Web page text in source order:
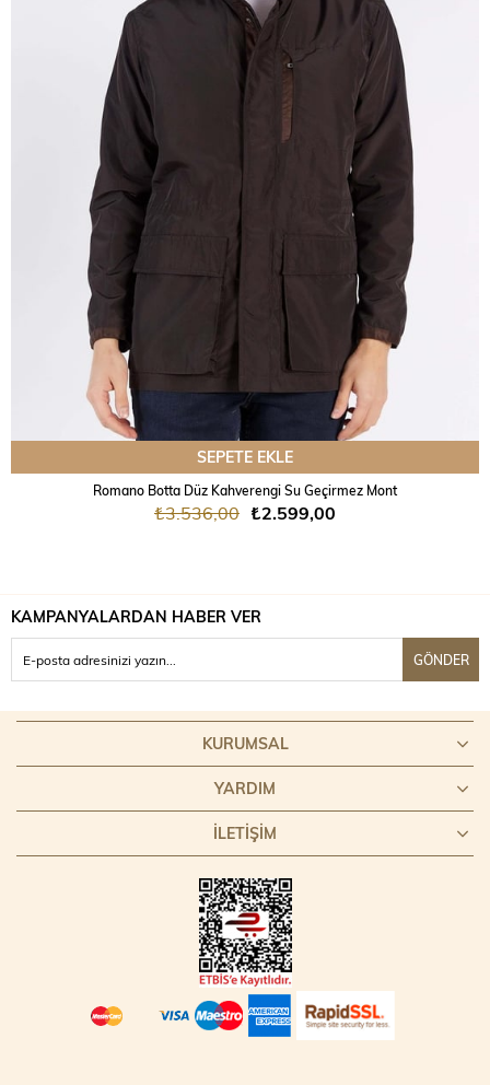
SEPETE EKLE
Romano Botta Düz Kahverengi Su Geçirmez Mont
₺3.536,00 ₺2.599,00
KAMPANYALARDAN HABER VER
GÖNDER
KURUMSAL
YARDIM
İLETİŞİM